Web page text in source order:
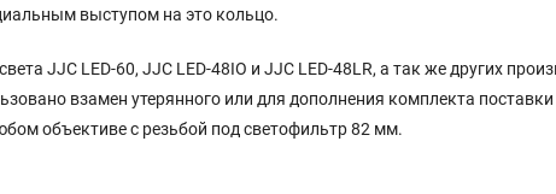
выступом на это кольцо.
JJC LED-60, JJC LED-48IO и JJC LED-48LR, а так же других
взамен утерянного или для дополнения комплекта
объективе с резьбой под светофильтр 82 мм.